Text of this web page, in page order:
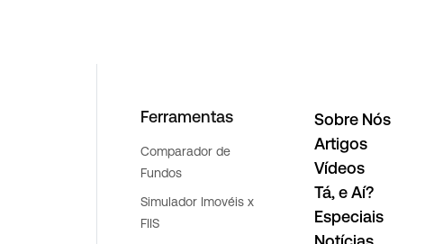
Ferramentas
Comparador de
Fundos
Simulador Imovéis x
FIIS
Sobre Nós
Artigos
Vídeos
Tá, e Aí?
Especiais